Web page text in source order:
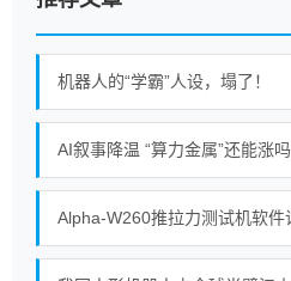
机器人的“学霸”人设，塌了！
AI叙事降温 “算力金属”还能涨吗